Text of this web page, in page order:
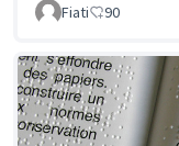
Fiati 90